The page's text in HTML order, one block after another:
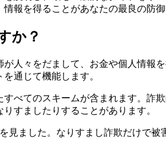
報を得ることがあなたの最良の防御
か？
人々をだまして、お金や個人情報
通じて機能します。
べてのスキームが含まれます。
すましたりすることがあります。
見ました。なりすまし詐欺だけで